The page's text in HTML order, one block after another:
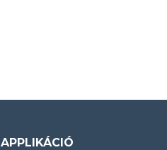
APPLIKÁCIÓ